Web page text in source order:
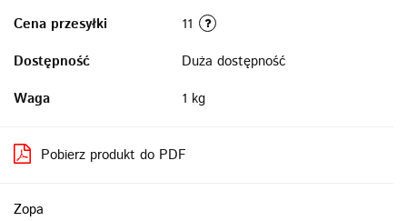
Cena przesyłki
11
Dostępność
Duża dostępność
Waga
1 kg
Pobierz produkt do PDF
Zopa